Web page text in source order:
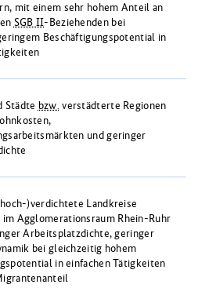
mit einem sehr hohem Anteil an
SGB II-Beziehenden bei
Beschäftigungspotential in
Städte bzw. verstädterte Regionen
und geringer
)verdichtete Landkreise
im Agglomerationsraum Rhein-Ruhr
Arbeitsplatzdichte, geringer
bei gleichzeitig hohem
in einfachen Tätigkeiten